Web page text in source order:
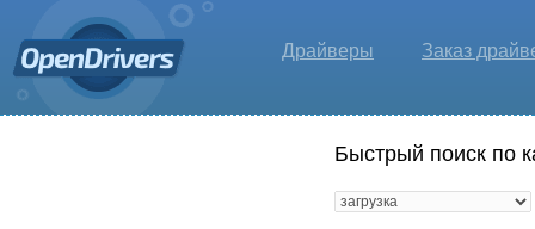
Драйверы Заказ
Быстрый поиск по